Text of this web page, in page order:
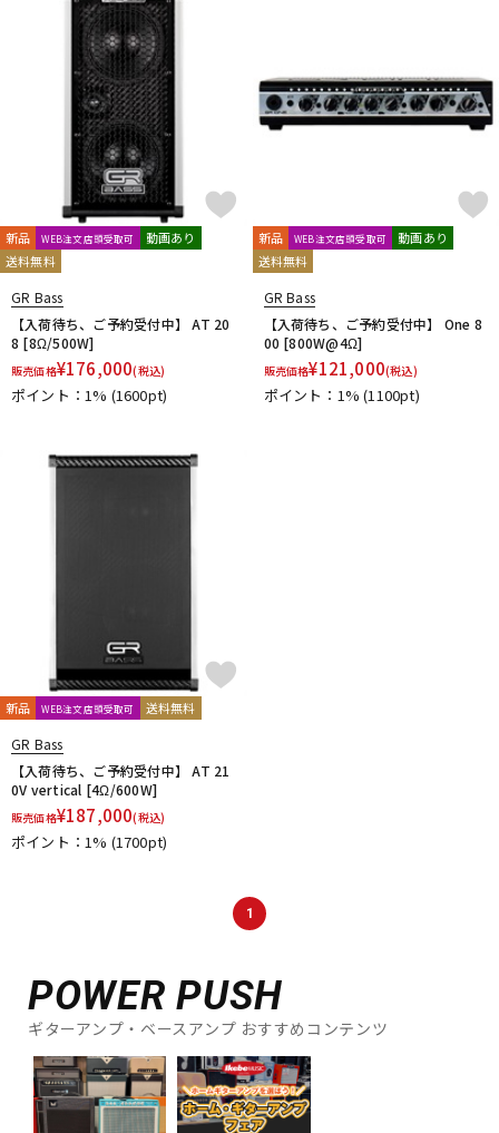
新品 WEB注文店頭受取可
動画あり
送料無料
GR Bass
【入荷待ち、ご予約受付中】 AT 20
8 [8Ω/500W]
販売価格¥176,000(税込)
ポイント：1% (1600pt)
新品 WEB注文店頭受取可
動画あり
送料無料
GR Bass
【入荷待ち、ご予約受付中】 One 8
00 [800W@4Ω]
販売価格¥121,000(税込)
ポイント：1%(1100pt)
新品 WEB注文店頭受取可 送料無料
GR Bass
【入荷待ち、ご予約受付中】 AT 21
0V vertical [4Ω/600W]
販売価格¥187,000(税込)
ポイント：1% (1700pt)
1
POWER PUSH
ギターアンプ・ベースアンプ おすすめコンテンツ